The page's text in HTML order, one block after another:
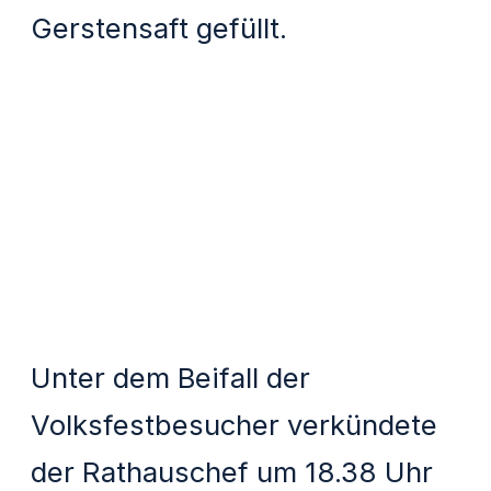
Gerstensaft gefüllt.
Unter dem Beifall der
Volksfestbesucher verkündete
der Rathauschef um 18.38 Uhr